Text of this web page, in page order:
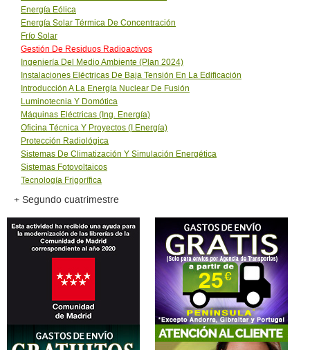
Energí­a Eólica
Energí­a Solar Térmica De Concentración
Frío Solar
Gestión De Residuos Radioactivos
Ingeniería Del Medio Ambiente (Plan 2024)
Instalaciones Eléctricas De Baja Tensión En La Edificación
Introducción A La Energí­a Nuclear De Fusión
Luminotecnia Y Domótica
Máquinas Eléctricas (Ing. Energía)
Oficina Técnica Y Proyectos (I.Energí­a)
Protección Radiológica
Sistemas De Climatización Y Simulación Energética
Sistemas Fotovoltaicos
Tecnologí­a Frigorí­fica
+ Segundo cuatrimestre